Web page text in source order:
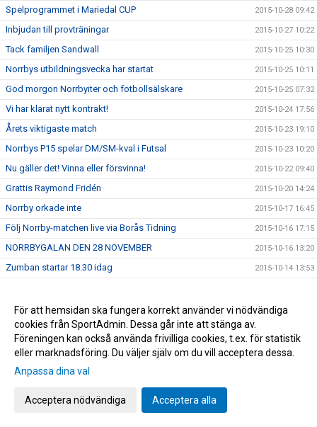
Spelprogrammet i Mariedal CUP 2015-10-28 09:42
Inbjudan till provträningar 2015-10-27 10:22
Tack familjen Sandwall 2015-10-25 10:30
Norrbys utbildningsvecka har startat 2015-10-25 10:11
God morgon Norrbyiter och fotbollsälskare 2015-10-25 07:32
Vi har klarat nytt kontrakt! 2015-10-24 17:56
Årets viktigaste match 2015-10-23 19:10
Norrbys P15 spelar DM/SM-kval i Futsal 2015-10-23 10:20
Nu gäller det! Vinna eller försvinna! 2015-10-22 09:40
Grattis Raymond Fridén 2015-10-20 14:24
Norrby orkade inte 2015-10-17 16:45
Följ Norrby-matchen live via Borås Tidning 2015-10-16 17:15
NORRBYGALAN DEN 28 NOVEMBER 2015-10-16 13:20
Zumban startar 18.30 idag 2015-10-14 13:53
Supporterbuss till Oskarshamn 2015-10-12 10:32
Träningar under utbildningsveckan 2015-10-11 23:02
Ny rysar-match 2015-10-08 11:48
Öppen träning
U17 och U19 kvalspelar samt deltar i Ligacupen
Inbjudan-Inspirationsträff
För att hemsidan ska fungera korrekt använder vi nödvändiga
cookies från SportAdmin. Dessa går inte att stänga av.
Föreningen kan också använda frivilliga cookies, t.ex. för statistik
eller marknadsföring. Du väljer själv om du vill acceptera dessa.
Anpassa dina val
Acceptera nödvändiga Acceptera alla